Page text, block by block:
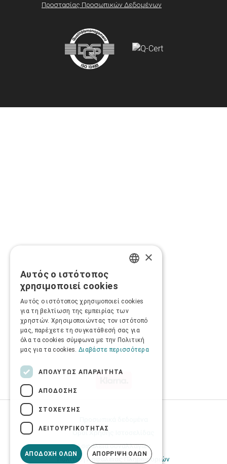
Προστασίας Προσωπικών Δεδομένων
Όροι Χρήσης Ιστοσελίδας
Ασφάλεια συναλλαγών
Πολιτική Ασφάλειας Πληροφοριών
×
Αυτός ο ιστότοπος
χρησιμοποιεί cookies
Αυτός ο ιστότοπος χρησιμοποιεί cookies
για τη βελτίωση της εμπειρίας των
χρηστών. Χρησιμοποιώντας τον ιστότοπό
μας, παρέχετε τη συγκατάθεσή σας για
όλα τα cookies σύμφωνα με την Πολιτική
μας για τα cookies. Διαβάστε περισσότερα
ΑΠΟΛΎΤΩΣ ΑΠΑΡΑΊΤΗΤΑ
ΑΠΌΔΟΣΗΣ
ΣΤΌΧΕΥΣΗΣ
ΛΕΙΤΟΥΡΓΙΚΌΤΗΤΑΣ
ΑΠΟΔΟΧΉ ΌΛΩΝ ΑΠΌΡΡΙΨΗ ΌΛΩΝ